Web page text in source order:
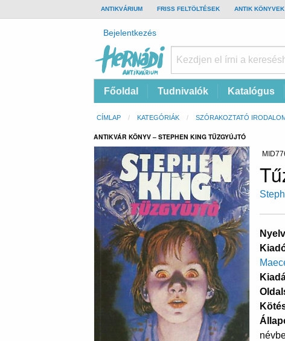
TOP
BAR
ANTIKVÁRIUM FRISS FELTÖLTÉSEK ANTIK KÖNYVEK
Felhasználói
fiók
menüje
Bejelentkezés
Antikvárium
Online
Fő
navigáció
Főoldal Tudnivalók Katalógus
Morzsa
CÍMLAP KATEGÓRIÁK SZÓRAKOZTATÓ
ANTIKVÁR KÖNYV – STEPHEN KING TŰZGYÚJTÓ
Nyelv